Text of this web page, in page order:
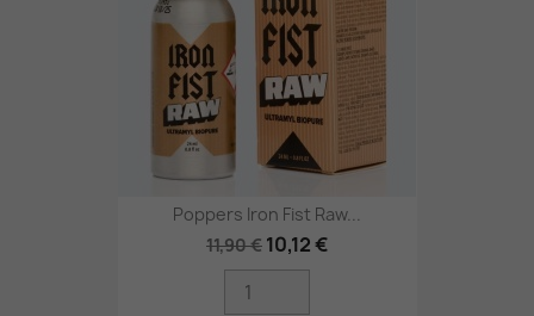
Poppers Iron Fist Raw...
11,90 € 10,12 €